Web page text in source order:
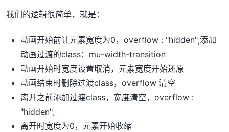
我们的逻辑很简单，就是：
动画开始前让元素宽度为0，overflow : "hidden";添加
动画过渡的class：mu-width-transition
动画开始时宽度设置取消，元素宽度开始还原
动画结束时删除过渡class，overflow 清空
离开之前添加过渡class，宽度清空，overflow :
"hidden";
离开时宽度为0，元素开始收缩